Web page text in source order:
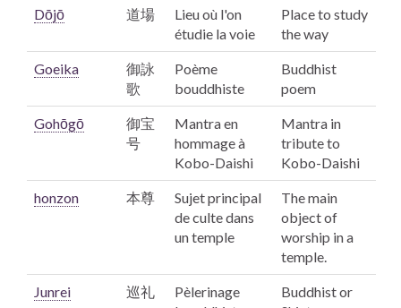
Dōjō 道場
Lieu où l'on
étudie la voie
Place to study
the way
Goeika
御詠
歌
Poème
bouddhiste
Buddhist
poem
Gohōgō
御宝
号
Mantra en
hommage à
Kobo-Daishi
Mantra in
tribute to
Kobo-Daishi
honzon 本尊
Sujet principal
de culte dans
un temple
The main
object of
worship in a
temple.
Junrei 巡礼
Pèlerinage
Buddhist or